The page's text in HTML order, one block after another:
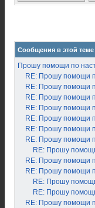
Сообщения в этой теме
Прошу помощи по
RE: Прошу помощи
RE: Прошу помощи
RE: Прошу помощи
RE: Прошу помощи
RE: Прошу помощи
RE: Прошу помощи
RE: Прошу помощи
RE: Прошу
RE: Прошу помощи
RE: Прошу помощи
RE: Прошу
RE: Прошу
RE: Прошу помощи